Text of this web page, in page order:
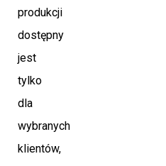
produkcji
dostępny
jest
tylko
dla
wybranych
klientów,